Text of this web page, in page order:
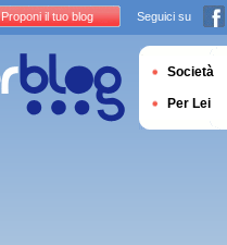
Proponi il tuo blog Seguici su
Società
Per Lei